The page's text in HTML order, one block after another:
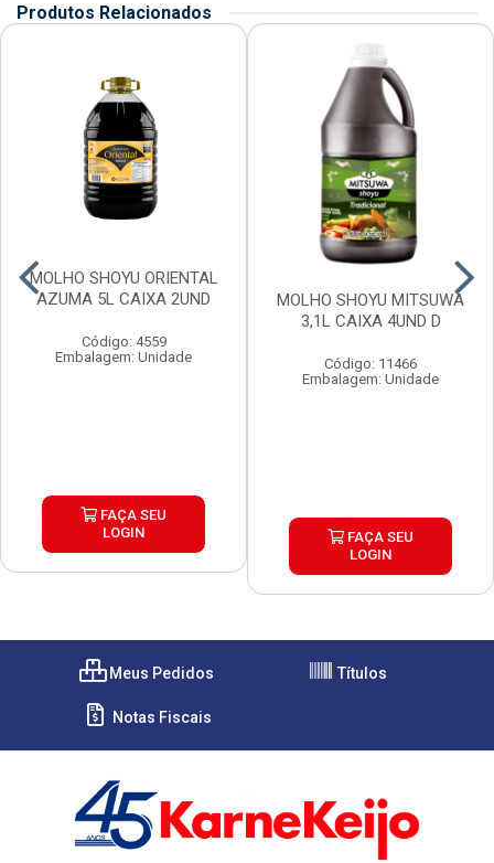
Produtos Relacionados
MOLHO SHOYU ORIENTAL
AZUMA 5L CAIXA 2UND
Código: 4559
Embalagem: Unidade
FAÇA SEU
LOGIN
MOLHO SHOYU MITSUWA
3,1L CAIXA 4UND D
Código: 11466
Embalagem: Unidade
FAÇA SEU
LOGIN
Meus Pedidos Títulos
Notas Fiscais